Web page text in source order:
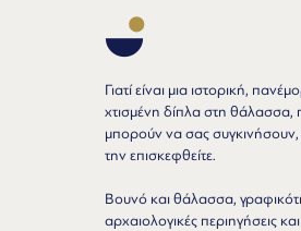
Γιατί είναι μια ιστορική,
χτισμένη δίπλα στη
μπορούν να σας συγκινήσουν,
την επισκεφθείτε.
Βουνό και θάλασσα,
αρχαιολογικές περιηγήσεις